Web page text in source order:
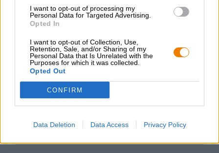
I want to opt-out of processing my
Personal Data for Targeted Advertising.
Opted In
I want to opt-out of Collection, Use,
Retention, Sale, and/or Sharing of my
Personal Data that Is Unrelated with the
Purposes for which it was collected.
Opted Out
CONFIRM
Data Deletion Data Access Privacy Policy
Du willst größere Mengen günstiger einkaufen?
grosshandel@bierothek.de
Controle ter plaatse
beschikbaar in mijn kantoor?